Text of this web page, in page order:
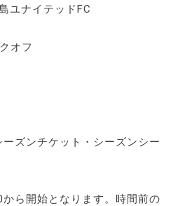
ユナイテッドFC
オフ
ンチケット・シーズンシー
ら開始となります。時間前の